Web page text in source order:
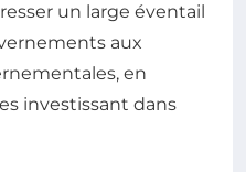
un large éventail
aux
en
investissant dans